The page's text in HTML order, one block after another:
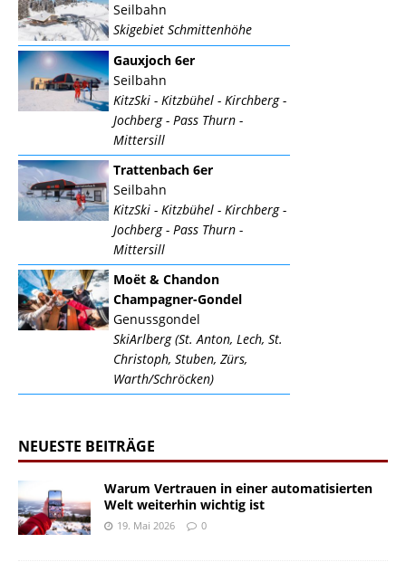
Seilbahn
Skigebiet Schmittenhöhe
Gauxjoch 6er
Seilbahn
KitzSki - Kitzbühel - Kirchberg -
Jochberg - Pass Thurn -
Mittersill
Trattenbach 6er
Seilbahn
KitzSki - Kitzbühel - Kirchberg -
Jochberg - Pass Thurn -
Mittersill
Moët & Chandon
Champagner-Gondel
Genussgondel
SkiArlberg (St. Anton, Lech, St.
Christoph, Stuben, Zürs,
Warth/Schröcken)
NEUESTE BEITRÄGE
Warum Vertrauen in einer automatisierten
Welt weiterhin wichtig ist
19. Mai 2026 0